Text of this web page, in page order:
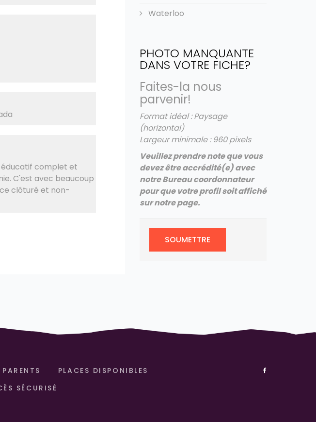
éducatif complet et
C'est avec beaucoup
clôturé et non-
Waterloo
PHOTO MANQUANTE
DANS VOTRE FICHE?
Faites-la nous
parvenir!
Format idéal : Paysage
(horizontal)
Largeur minimale : 960 pixels
Veuillez prendre note que vous
devez être accrédité(e) avec
notre Bureau coordonnateur
pour que votre profil soit affiché
sur notre page.
SOUMETTRE
PARENTS
PLACES DISPONIBLES
SÉCURISÉ